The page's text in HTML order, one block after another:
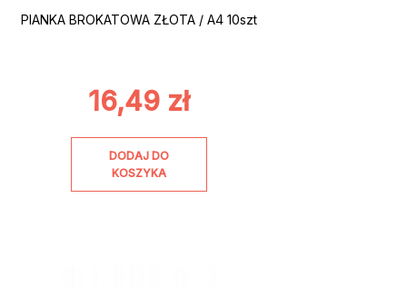
PIANKA BROKATOWA ZŁOTA / A4 10szt
16,49 zł
DODAJ DO
KOSZYKA